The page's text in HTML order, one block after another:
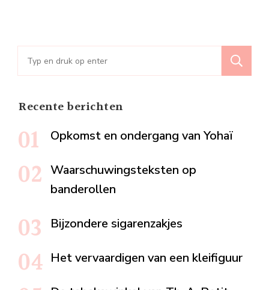
Zoeken
naar:
Recente berichten
Opkomst en ondergang van Yohaï
Waarschuwingsteksten op
banderollen
Bijzondere sigarenzakjes
Het vervaardigen van een kleifiguur